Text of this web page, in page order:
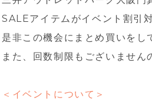
SALEアイテムがイベント割引
是非この機会にまとめ買いを
また、回数制限もございませ
＜イベントについて＞